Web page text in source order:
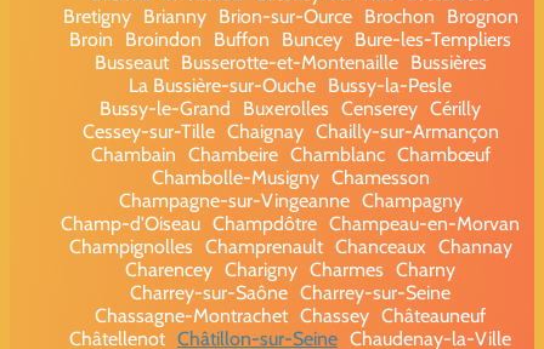
Bretigny
Brianny Brion-sur-Ource Brochon
Brognon
Broin
Broindon Buffon Buncey Bure-les-Templiers
Busseaut
Busserotte-et-Montenaille
Bussières
La Bussière-sur-Ouche Bussy-la-Pesle
Bussy-le-Grand
Buxerolles Censerey Cérilly
Cessey-sur-Tille Chaignay Chailly-sur-Armançon
Chambain Chambeire Chamblanc Chambœuf
Chambolle-Musigny Chamesson
Champagne-sur-Vingeanne Champagny
Champ-d'Oiseau Champdôtre Champeau-en-Morvan
Champignolles Champrenault Chanceaux Channay
Charencey Charigny Charmes Charny
Charrey-sur-Saône Charrey-sur-Seine
Chassagne-Montrachet Chassey Châteauneuf
Châtellenot Châtillon-sur-Seine Chaudenay-la-Ville